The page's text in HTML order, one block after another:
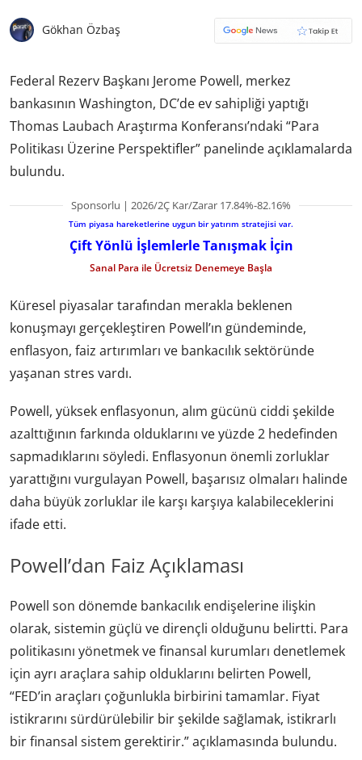
Gökhan Özbaş
Federal Rezerv Başkanı Jerome Powell, merkez
bankasının Washington, DC’de ev sahipliği yaptığı
Thomas Laubach Araştırma Konferansı’ndaki “Para
Politikası Üzerine Perspektifler” panelinde açıklamalarda
bulundu.
Sponsorlu | 2026/2Ç Kar/Zarar 17.84%-82.16%
Tüm piyasa hareketlerine uygun bir yatırım stratejisi var.
Çift Yönlü İşlemlerle Tanışmak İçin
Sanal Para ile Ücretsiz Denemeye Başla
Küresel piyasalar tarafından merakla beklenen
konuşmayı gerçekleştiren Powell’ın gündeminde,
enflasyon, faiz artırımları ve bankacılık sektöründe
yaşanan stres vardı.
Powell, yüksek enflasyonun, alım gücünü ciddi şekilde
azalttığının farkında olduklarını ve yüzde 2 hedefinden
sapmadıklarını söyledi. Enflasyonun önemli zorluklar
yarattığını vurgulayan Powell, başarısız olmaları halinde
daha büyük zorluklar ile karşı karşıya kalabileceklerini
ifade etti.
Powell’dan Faiz Açıklaması
Powell son dönemde bankacılık endişelerine ilişkin
olarak, sistemin güçlü ve dirençli olduğunu belirtti. Para
politikasını yönetmek ve finansal kurumları denetlemek
için ayrı araçlara sahip olduklarını belirten Powell,
“FED’in araçları çoğunlukla birbirini tamamlar. Fiyat
istikrarını sürdürülebilir bir şekilde sağlamak, istikrarlı
bir finansal sistem gerektirir.” açıklamasında bulundu.